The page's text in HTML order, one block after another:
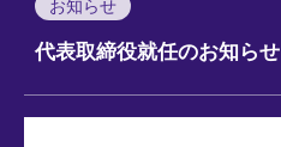
お知らせ
代表取締役就任のお知らせ